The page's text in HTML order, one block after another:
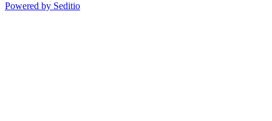
Powered by Seditio